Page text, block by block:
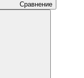
Сравнение